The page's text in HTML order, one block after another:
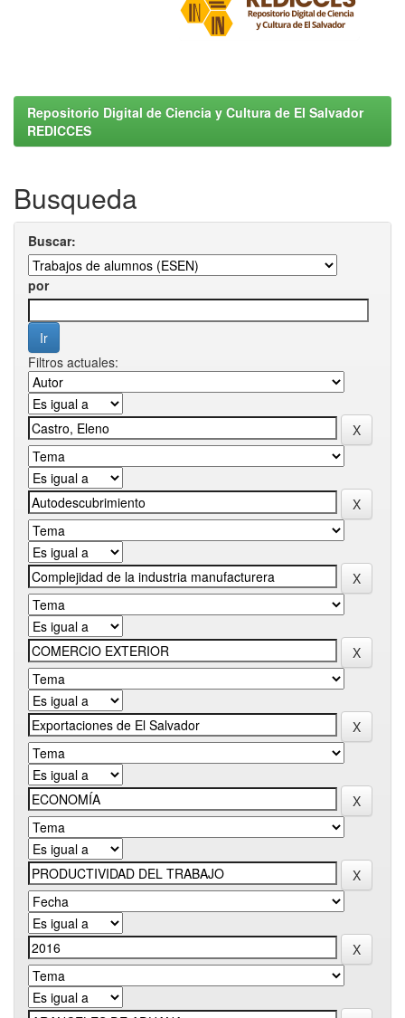
Repositorio Digital de Ciencia y Cultura de El Salvador
REDICCES
Busqueda
Buscar:
por
Filtros actuales: